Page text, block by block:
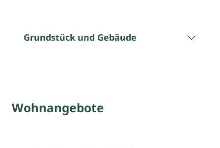
Grundstück und Gebäude
Wohnangebote